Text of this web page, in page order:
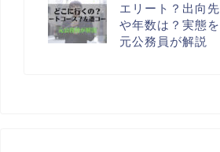
エリート？出向先
や年数は？実態を
元公務員が解説